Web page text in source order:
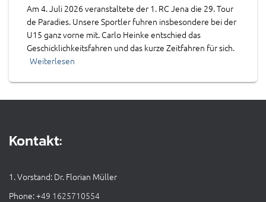
Am 4. Juli 2026 veranstaltete der 1. RC Jena die 29. Tour
de Paradies. Unsere Sportler fuhren insbesondere bei der
U15 ganz vorne mit. Carlo Heinke entschied das
Geschicklichkeitsfahren und das kurze Zeitfahren für sich.
Weiterlesen
Kontakt:
1. Vorstand: Dr. Florian Müller
Phone: +49 1625710554